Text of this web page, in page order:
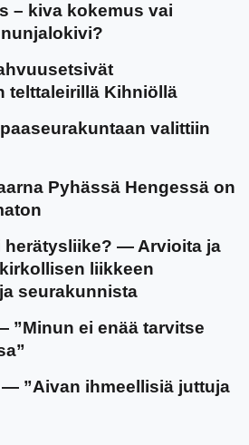
– kiva kokemus vai
telttaleirillä Kihniöllä
valittiin
Pyhässä Hengessä on
herätysliike? — Arvioita ja
liikkeen
seurakunnista
”Minun ei enää tarvitse
”Aivan ihmeellisiä juttuja